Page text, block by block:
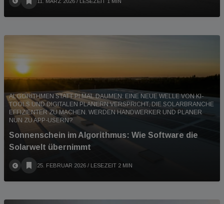
ALGORITHMEN STATT PI MAL DAUMEN: EINE NEUE WELLE VON KI-
TOOLS UND DIGITALEN PLANERN VERSPRICHT, DIE SOLARBRANCHE
EFFIZIENTER ZU MACHEN. WERDEN HANDWERKER UND PLANER
NUN ZU APP-USERN?
Sonnenschein im Algorithmus: Wie Software die
Solarwelt übernimmt
25. FEBRUAR 2026 / LESEZEIT 2 MIN